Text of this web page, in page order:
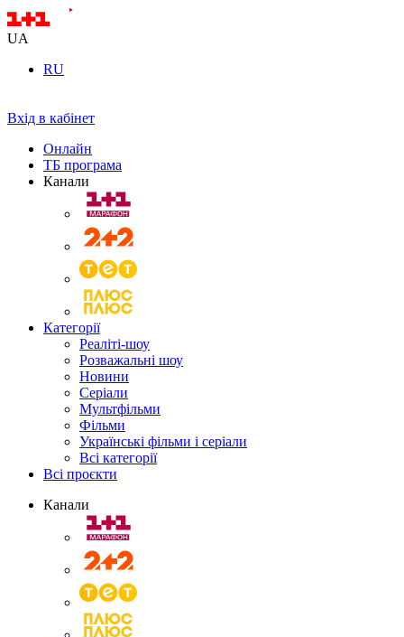
UA
RU
Вхід в кабінет
Онлайн
ТБ програма
Канали
Категорії
Реаліті-шоу
Розважальні шоу
Новини
Серіали
Мультфільми
Фільми
Українські фільми і серіали
Всі категорії
Всі проєкти
Канали